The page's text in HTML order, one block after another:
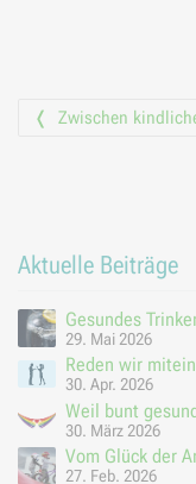
Vorheriger Beitrag
Zwischen
Aktuelle Beiträge
Gesundes
29. Mai 2026
Reden wir
30. Apr. 2026
Weil bunt
30. März 2026
Vom Glück der
27. Feb. 2026